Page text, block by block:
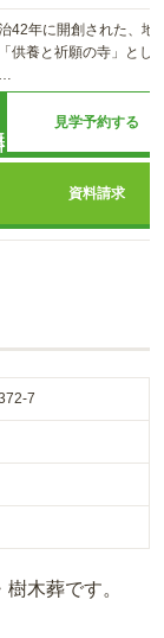
42年に開創された、地
供養と祈願の寺」とし
見学予約する
資料請求
7
樹木葬です。